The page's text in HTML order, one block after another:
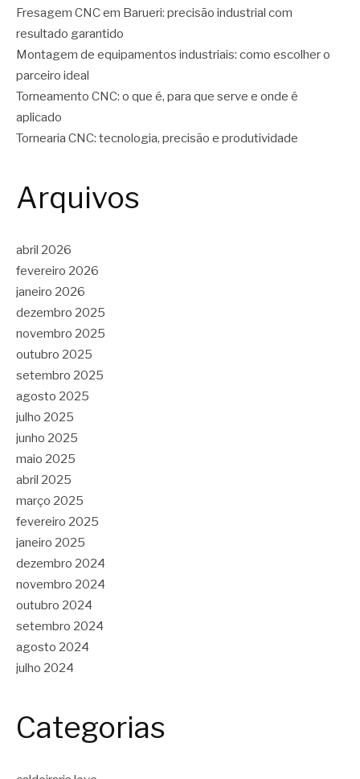
Fresagem CNC em Barueri: precisão industrial com
resultado garantido
Montagem de equipamentos industriais: como escolher o
parceiro ideal
Torneamento CNC: o que é, para que serve e onde é
aplicado
Tornearia CNC: tecnologia, precisão e produtividade
Arquivos
abril 2026
fevereiro 2026
janeiro 2026
dezembro 2025
novembro 2025
outubro 2025
setembro 2025
agosto 2025
julho 2025
junho 2025
maio 2025
abril 2025
março 2025
fevereiro 2025
janeiro 2025
dezembro 2024
novembro 2024
outubro 2024
setembro 2024
agosto 2024
julho 2024
Categorias